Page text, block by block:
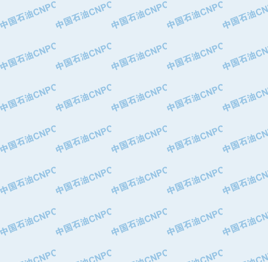
·大庆油田飞马有限公司
·大庆油田有限责任公司
·中国石油华北油田公司
·中国石油锦西石化分公司
·天津钢管集团股份有限公司
·深圳市肯多斯实业发展有限公司
·瓦卢瑞克.曼内斯曼石油专用管（德
·无锡西姆莱斯石油专用管制造有限公
·武汉钢铁（集团）公司
·太原钢铁(集团)有限公司
·马鞍山钢铁股份有限公司
·中国石油天然气股份有限公司兰州石